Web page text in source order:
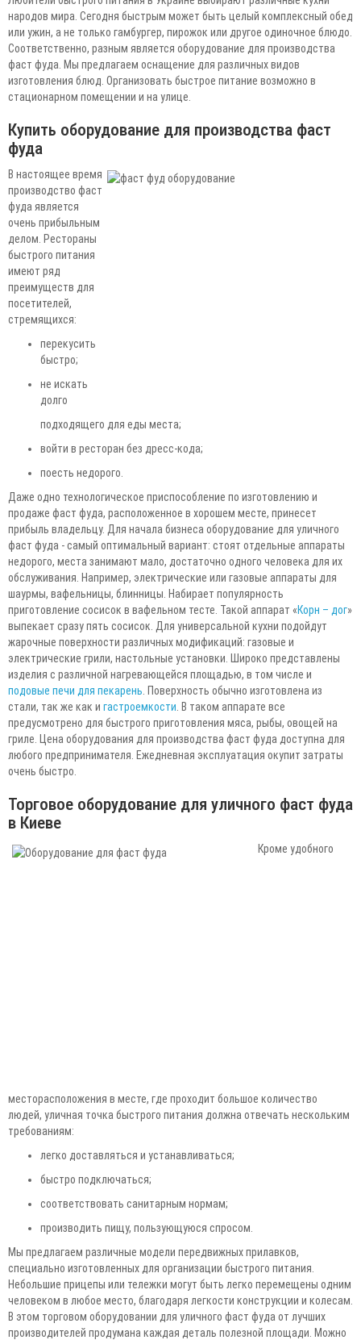
народов мира. Сегодня быстрым может быть целый комплексный обед
или ужин, а не только гамбургер, пирожок или другое одиночное блюдо.
Соответственно, разным является оборудование для производства
фаст фуда. Мы предлагаем оснащение для различных видов
изготовления блюд. Организовать быстрое питание возможно в
стационарном помещении и на улице.
Купить оборудование для производства фаст
фуда
В настоящее время
производство фаст
фуда является
очень прибыльным
делом. Рестораны
быстрого питания
имеют ряд
преимуществ для
посетителей,
стремящихся:
перекусить
быстро;
не искать
долго
подходящего для еды места;
войти в ресторан без дресс-кода;
поесть недорого.
Даже одно технологическое приспособление по изготовлению и
продаже фаст фуда, расположенное в хорошем месте, принесет
прибыль владельцу. Для начала бизнеса оборудование для уличного
фаст фуда - самый оптимальный вариант: стоят отдельные аппараты
недорого, места занимают мало, достаточно одного человека для их
обслуживания. Например, электрические или газовые аппараты для
шаурмы, вафельницы, блинницы. Набирает популярность
приготовление сосисок в вафельном тесте. Такой аппарат «Корн – дог»
выпекает сразу пять сосисок. Для универсальной кухни подойдут
жарочные поверхности различных модификаций: газовые и
электрические грили, настольные установки. Широко представлены
изделия с различной нагревающейся площадью, в том числе и
подовые печи для пекарень . Поверхность обычно изготовлена из
стали, так же как и гастроемкости . В таком аппарате все
предусмотрено для быстрого приготовления мяса, рыбы, овощей на
гриле. Цена оборудования для производства фаст фуда доступна для
любого предпринимателя. Ежедневная эксплуатация окупит затраты
очень быстро.
Торговое оборудование для уличного фаст фуда
в Киеве
Кроме удобного
месторасположения в месте, где проходит большое количество
людей, уличная точка быстрого питания должна отвечать нескольким
требованиям:
легко доставляться и устанавливаться;
быстро подключаться;
соответствовать санитарным нормам;
производить пищу, пользующуюся спросом.
Мы предлагаем различные модели передвижных прилавков,
специально изготовленных для организации быстрого питания.
Небольшие прицепы или тележки могут быть легко перемещены одним
человеком в любое место, благодаря легкости конструкции и колесам.
В этом торговом оборудовании для уличного фаст фуда от лучших
производителей продумана каждая деталь полезной площади. Можно